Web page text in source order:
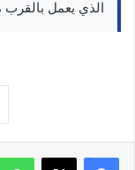
الذي يعمل